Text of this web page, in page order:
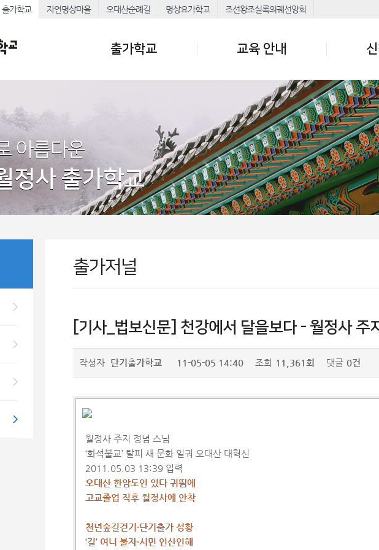
출가학교 자연명상마을 오대산순례길 명상요가학교 조선왕조실록의궤선양회
출가학교 교육 안내
아름다운
정사 출가학교
출가저널
[기사_법보신문] 천강에서 달을보다 - 월정사 주
작성자 단기출가학교 11-05-05 14:40 조회 11,361회 댓글 0건
월정사 주지 정념 스님
‘화석불교’ 탈피 새 문화 일궈 오대산 대혁신
2011.05.03 13:39 입력
오대산 한암도인 있다 귀띔에
고교졸업 직후 월정사에 안착
천년숲길걷기·단기출가 성황
‘길’ 여니 불자·시민 인산인해